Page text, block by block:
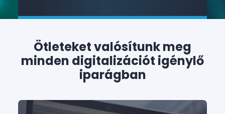
Ötleteket valósítunk meg
minden digitalizációt igénylő
iparágban